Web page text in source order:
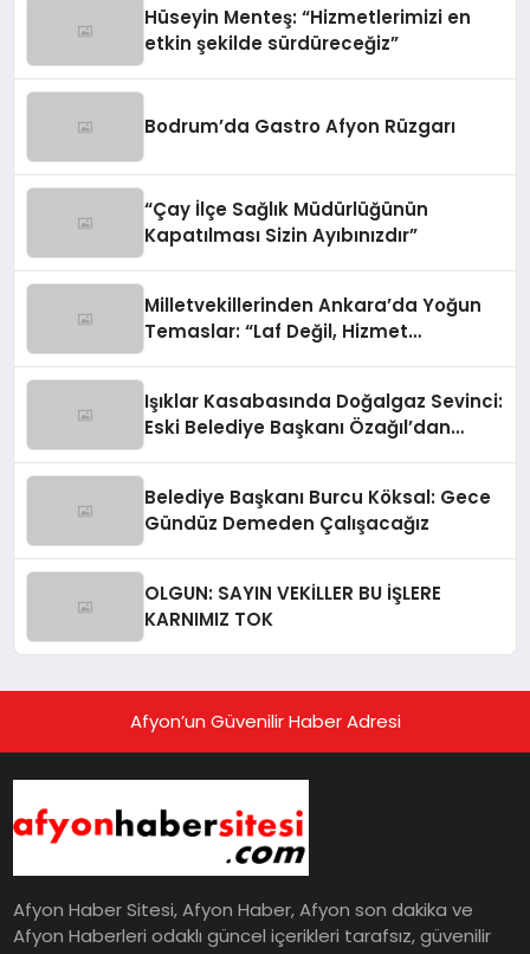
Hüseyin Menteş: “Hizmetlerimizi en
etkin şekilde sürdüreceğiz”
Bodrum’da Gastro Afyon Rüzgarı
“Çay İlçe Sağlık Müdürlüğünün
Kapatılması Sizin Ayıbınızdır”
Milletvekillerinden Ankara’da Yoğun
Temaslar: “Laf Değil, Hizmet
Işıklar Kasabasında Doğalgaz Sevinci:
Eski Belediye Başkanı Özağıl’dan
Belediye Başkanı Burcu Köksal: Gece
Gündüz Demeden Çalışacağız
OLGUN: SAYIN VEKİLLER BU İŞLERE
KARNIMIZ TOK
Afyon’un Güvenilir Haber Adresi
Afyon Haber Sitesi, Afyon Haber, Afyon son dakika ve
Afyon Haberleri odaklı güncel içerikleri tarafsız, güvenilir